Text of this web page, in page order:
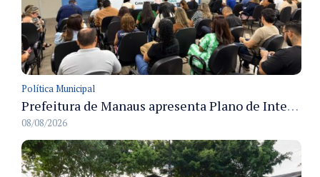
Política Municipal
Prefeitura de Manaus apresenta Plano de Integridade da CGM e qualifica servidores para governança e conformidade no biênio 2027-2028
08/08/2026